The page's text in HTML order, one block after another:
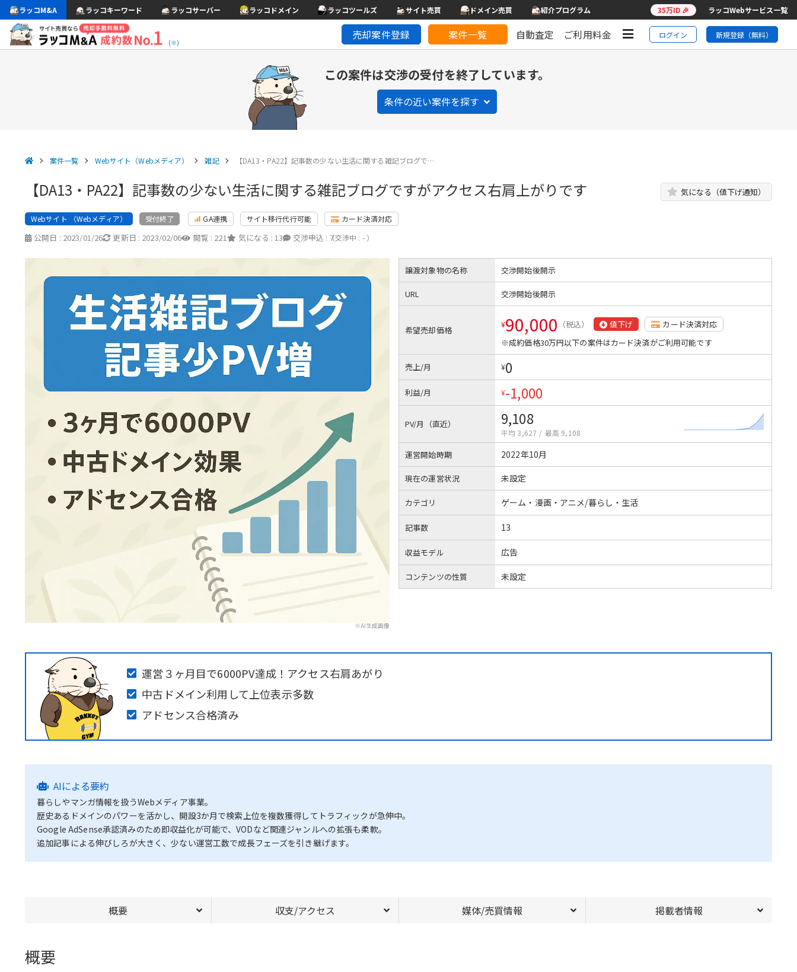
ラッコM&A ラッコキーワード ラッコサーバー ラッコドメイン ラッコツールズ サイト売買 ドメイン売買 紹介プログラム 35万ID 🎉 ラッコWebサービス一覧
(※)
売却案件登録 案件一覧 自動査定 ご利用料金 ログイン 新規登録（無料）
この案件は交渉の受付を終了しています。
条件の近い案件を探す
案件一覧 Webサイト（Webメディア） 雑記 【DA13・PA22】記事数の少ない生活に関する雑記ブログで…
【DA13・PA22】記事数の少ない生活に関する雑記ブログですがアクセス右肩上がりです 気になる（値下げ通知）
Webサイト （Webメディア） 受付終了 GA連携 サイト移行代行可能 カード決済対応
公開日 : 2023/01/26 更新日 : 2023/02/06 閲覧 : 221 気になる : 13 交渉申込 : 7
（交渉中 : - ）
※AI生成画像
譲渡対象物の名称 交渉開始後開示
URL 交渉開始後開示
希望売却価格 ¥90,000 （税込） 値下げ
カード決済対応
※成約価格30万円以下の案件はカード決済がご利用可能です
売上/月 ¥0
利益/月 ¥-1,000
PV/月（直近） 9,108
平均 3,627 / 最高 9,108
運営開始時期 2022年10月
現在の運営状況 未設定
カテゴリ ゲーム・漫画・アニメ/暮らし・生活
記事数 13
収益モデル 広告
コンテンツの性質 未設定
運営３ヶ月目で6000PV達成！アクセス右肩あがり
中古ドメイン利用して上位表示多数
アドセンス合格済み
AIによる要約
暮らしやマンガ情報を扱うWebメディア事業。
歴史あるドメインのパワーを活かし、開設3か月で検索上位を複数獲得してトラフィックが急伸中。
Google AdSense承認済みのため即収益化が可能で、VODなど関連ジャンルへの拡張も柔軟。
追加記事による伸びしろが大きく、少ない運営工数で成長フェーズを引き継げます。
概要 収支/アクセス 媒体/売買情報 掲載者情報
概要